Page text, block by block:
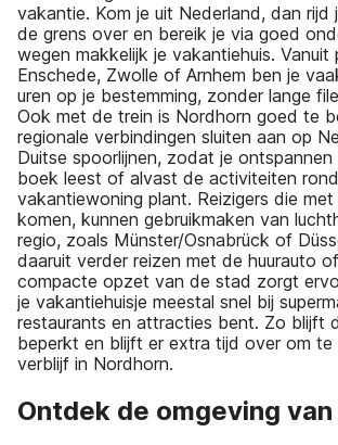
vakantie. Kom je uit Nederland, dan rijd
de grens over en bereik je via goed
wegen makkelijk je vakantiehuis. Vanuit
Enschede, Zwolle of Arnhem ben je
uren op je bestemming, zonder lange
Ook met de trein is Nordhorn goed te
regionale verbindingen sluiten aan op
Duitse spoorlijnen, zodat je
boek leest of alvast de activiteiten
vakantiewoning plant. Reizigers die
komen, kunnen gebruikmaken van
regio, zoals Münster/Osnabrück of
daaruit verder reizen met de huurauto
compacte opzet van de stad zorgt
je vakantiehuisje meestal snel bij
restaurants en attracties bent. Zo blijft
beperkt en blijft er extra tijd over om te
verblijf in Nordhorn.
Ontdek de omgeving